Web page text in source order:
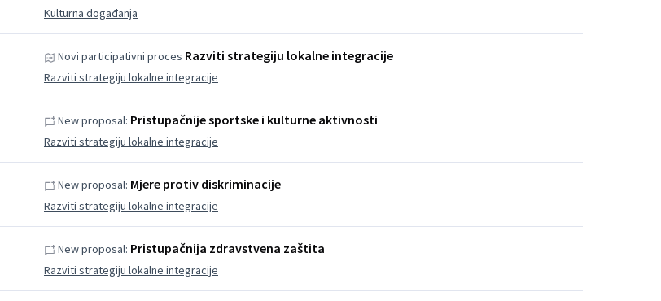
Kulturna događanja
Novi participativni proces Razviti strategiju lokalne integracije
Razviti strategiju lokalne integracije
New proposal: Pristupačnije sportske i kulturne aktivnosti
Razviti strategiju lokalne integracije
New proposal: Mjere protiv diskriminacije
Razviti strategiju lokalne integracije
New proposal: Pristupačnija zdravstvena zaštita
Razviti strategiju lokalne integracije